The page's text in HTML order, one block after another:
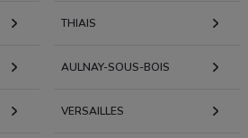
THIAIS
AULNAY-SOUS-BOIS
VERSAILLES